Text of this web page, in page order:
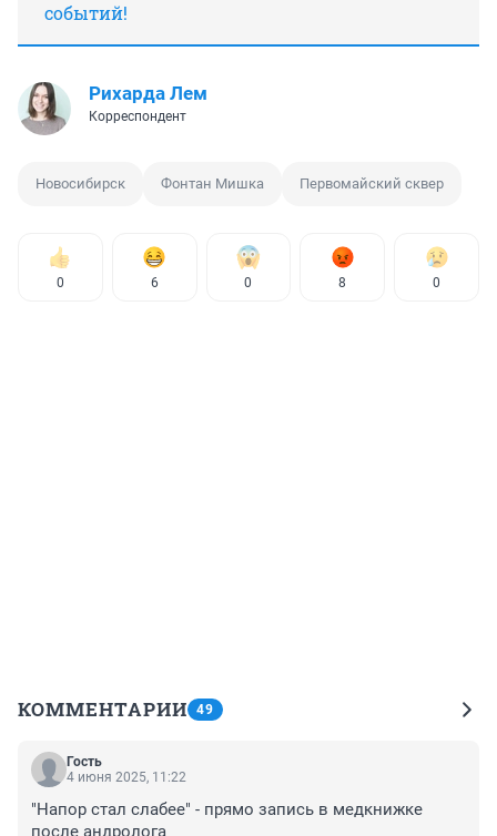
событий!
Рихарда Лем
Корреспондент
Новосибирск Фонтан Мишка Первомайский сквер
0 6 0 8 0
КОММЕНТАРИИ 49
Гость
4 июня 2025, 11:22
"Напор стал слабее" - прямо запись в медкнижке
после андролога